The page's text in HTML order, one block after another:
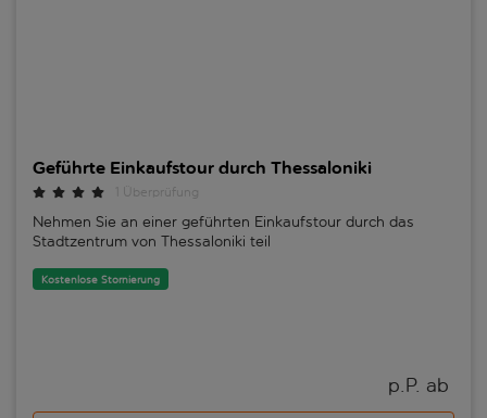
Geführte Einkaufstour durch Thessaloniki
1 Überprüfung
Nehmen Sie an einer geführten Einkaufstour durch das
Stadtzentrum von Thessaloniki teil
Kostenlose Stornierung
p.P. ab